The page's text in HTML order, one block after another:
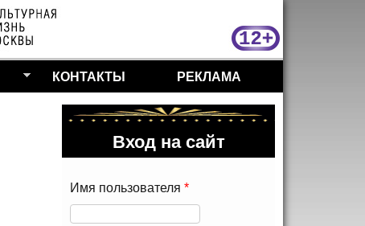
КОНТАКТЫ РЕКЛАМА
Вход на сайт
Имя пользователя *